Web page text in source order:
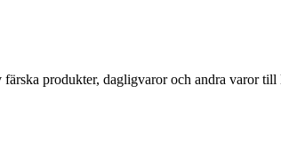
produkter, dagligvaror och andra varor till